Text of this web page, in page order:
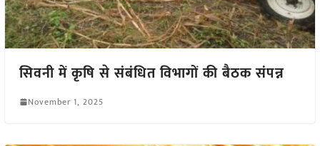
सिवनी में कृषि से संबंधित विभागों की बैठक संपन्न
November 1, 2025